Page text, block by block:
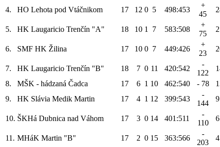
4. HO Lehota pod Vtáčnikom 17 12 0 5 498:453
+
45
5. HK Laugaricio Trenčín "A" 18 10 1 7 583:508
+
75
6. SMF HK Žilina 17 10 0 7 449:426
+
23
7. HK Laugaricio Trenčín "B" 18 7 0 11 420:542
-
122
8.
MŠK - hádzaná Čadca 17 6 1 10 462:540 - 78
9.
HK Slávia Medik Martin 17 4 1 12 399:543
-
144
9
10. ŠKHá Dubnica nad Váhom 17 3 0 14 401:511
-
110
6
11. MHáK Martin "B" 17 2 0 15 363:566
-
203
4